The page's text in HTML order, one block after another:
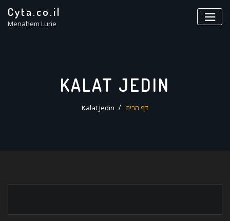
Cyta.co.il
Menahem Lurie
KALAT JEDIN
דף הבית Kalat Jedin